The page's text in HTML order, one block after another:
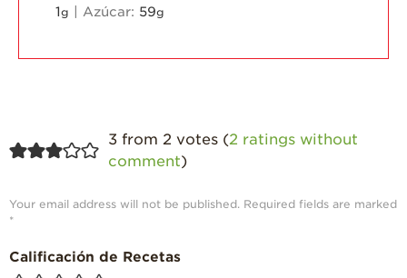
1g Azúcar: 59g
3 from 2 votes (2 ratings without
comment)
Your email address will not be published. Required fields are marked
*
Calificación de Recetas